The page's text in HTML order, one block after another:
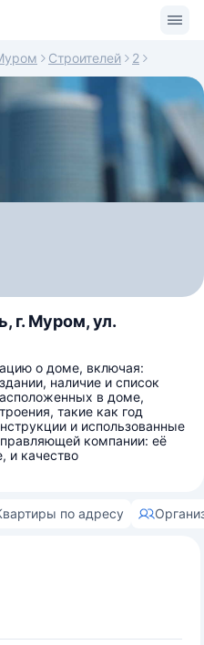
Строителей 2
г. Муром, ул.
о доме, включая:
наличие и список
в доме,
такие как год
и использованные
компании: её
и качество
по адресу